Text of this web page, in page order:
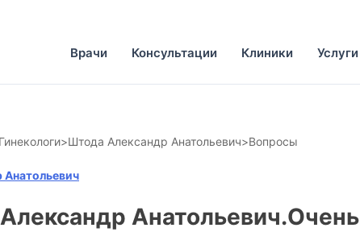
Врачи Консультации Клиники Услуги
Гинекологи>Штода Александр Анатольевич>Вопросы